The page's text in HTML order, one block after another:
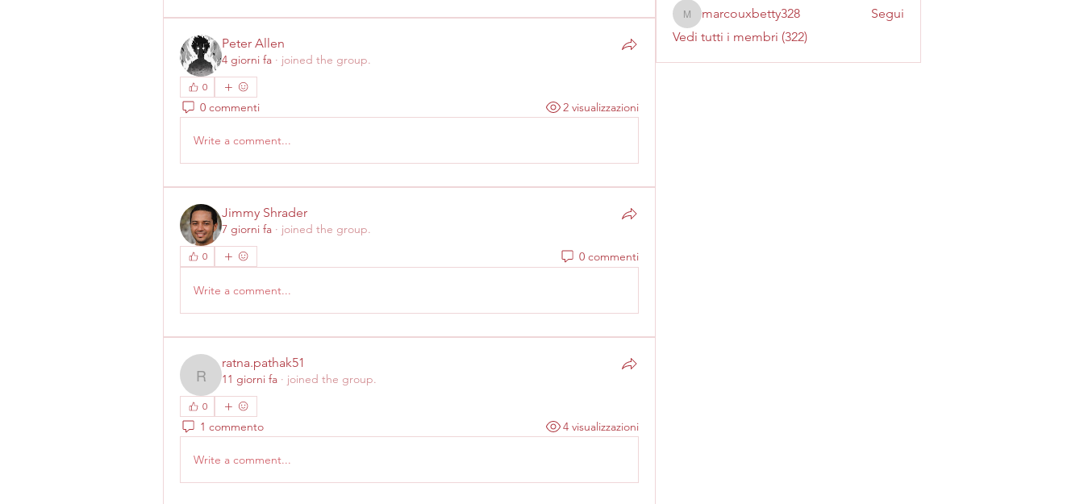
Peter Allen
4 giorni fa · joined the group.
0
0 commenti 2 visualizzazioni
Write a comment...
Jimmy Shrader
7 giorni fa · joined the group.
0 0 commenti
Write a comment...
ratna.pathak51
ratna.pathak51
11 giorni fa · joined the group.
0
1 commento 4 visualizzazioni
Write a comment...
marcouxbetty328
marcouxbetty328
Segui
Vedi tutti i membri (322)